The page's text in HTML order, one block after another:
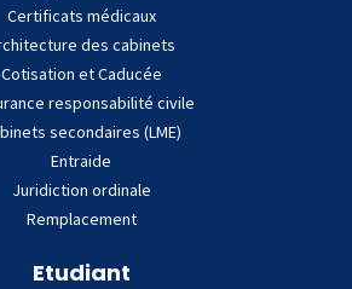
Certificats médicaux
des cabinets
Cotisation et Caducée
responsabilité civile
secondaires (LME)
Entraide
Juridiction ordinale
Remplacement
Etudiant